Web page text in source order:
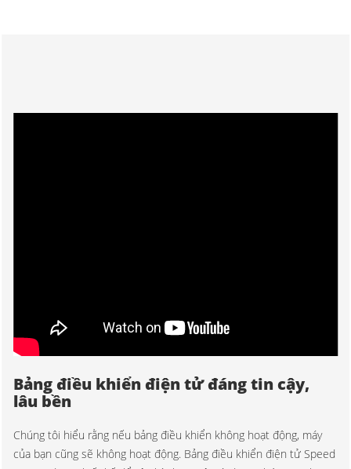
Bảng điều khiển điện tử đáng tin cậy,
lâu bền
Chúng tôi hiểu rằng nếu bảng điều khiển không hoạt động, máy
của bạn cũng sẽ không hoạt động. Bảng điều khiển điện tử Speed